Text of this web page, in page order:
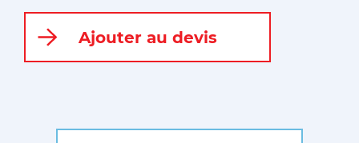
Ajouter au devis